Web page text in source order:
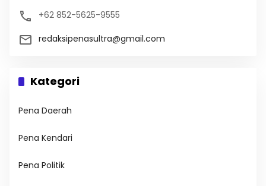
+62 852-5625-9555
redaksipenasultra@gmail.com
Kategori
Pena Daerah
Pena Kendari
Pena Politik